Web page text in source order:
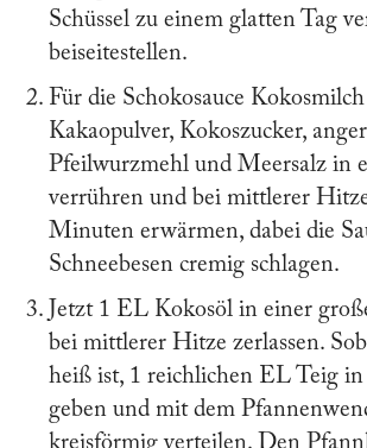
Schüssel zu einem glatten Tag
beiseitestellen.
Für die Schokosauce
Kakaopulver, Kokoszucker,
Pfeilwurzmehl und Meersalz in
verrühren und bei mittlerer
Minuten erwärmen, dabei die
Schneebesen cremig schlagen.
Jetzt 1 EL Kokosöl in einer
bei mittlerer Hitze zerlassen.
heiß ist, 1 reichlichen EL Teig in
geben und mit dem
kreisförmig verteilen. Den